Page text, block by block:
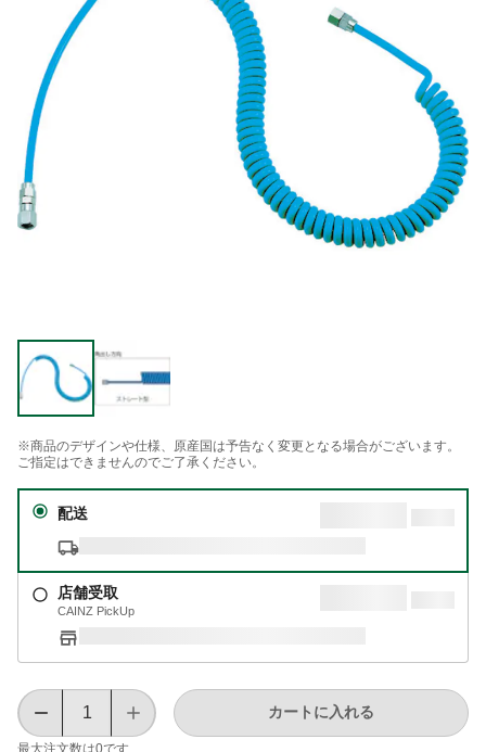
※商品のデザインや仕様、原産国は予告なく変更となる場合がございます。
ご指定はできませんのでご了承ください。
配送
店舗受取
CAINZ PickUp
最大注文数は0です
カートに入れる